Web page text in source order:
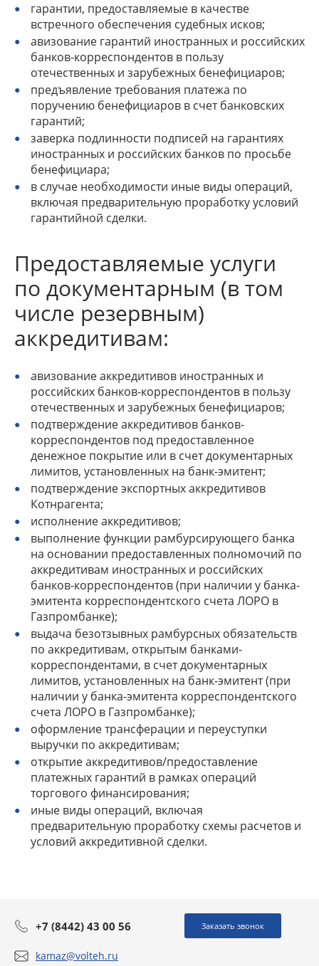
гарантии, предоставляемые в качестве
встречного обеспечения судебных исков;
авизование гарантий иностранных и российских
банков-корреспондентов в пользу
отечественных и зарубежных бенефициаров;
предъявление требования платежа по
поручению бенефициаров в счет банковских
гарантий;
заверка подлинности подписей на гарантиях
иностранных и российских банков по просьбе
бенефициара;
в случае необходимости иные виды операций,
включая предварительную проработку условий
гарантийной сделки.
Предоставляемые услуги
по документарным (в том
числе резервным)
аккредитивам:
авизование аккредитивов иностранных и
российских банков-корреспондентов в пользу
отечественных и зарубежных бенефициаров;
подтверждение аккредитивов банков-
корреспондентов под предоставленное
денежное покрытие или в счет документарных
лимитов, установленных на банк-эмитент;
подтверждение экспортных аккредитивов
Котнрагента;
исполнение аккредитивов;
выполнение функции рамбурсирующего банка
на основании предоставленных полномочий по
аккредитивам иностранных и российских
банков-корреспондентов (при наличии у банка-
эмитента корреспондентского счета ЛОРО в
Газпромбанке);
выдача безотзывных рамбурсных обязательств
по аккредитивам, открытым банками-
корреспондентами, в счет документарных
лимитов, установленных на банк-эмитент (при
наличии у банка-эмитента корреспондентского
счета ЛОРО в Газпромбанке);
оформление трансферации и переуступки
выручки по аккредитивам;
открытие аккредитивов/предоставление
платежных гарантий в рамках операций
торгового финансирования;
иные виды операций, включая
предварительную проработку схемы расчетов и
условий аккредитивной сделки.
+7 (8442) 43 00 56 Заказать звонок
kamaz@volteh.ru